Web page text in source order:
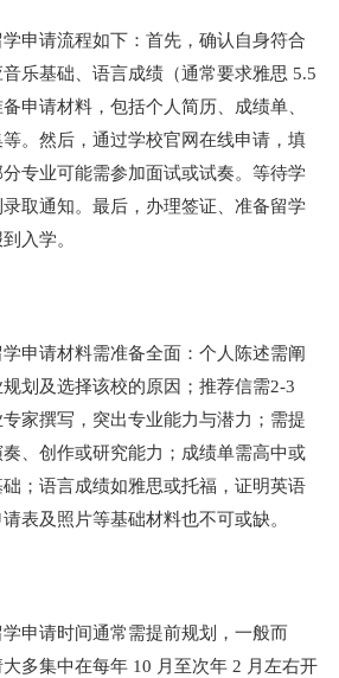
申请流程如下：首先，确认自身符合
乐基础、语言成绩（通常要求雅思 5.5
申请材料，包括个人简历、成绩单、
。然后，通过学校官网在线申请，填
专业可能需参加面试或试奏。等待学
取通知。最后，办理签证、准备留学
入学。
申请材料需准备全面：个人陈述需阐
划及选择该校的原因；推荐信需2-3
家撰写，突出专业能力与潜力；需提
、创作或研究能力；成绩单需高中或
；语言成绩如雅思或托福，证明英语
表及照片等基础材料也不可或缺。
申请时间通常需提前规划，一般而
多集中在每年 10 月至次年 2 月左右开